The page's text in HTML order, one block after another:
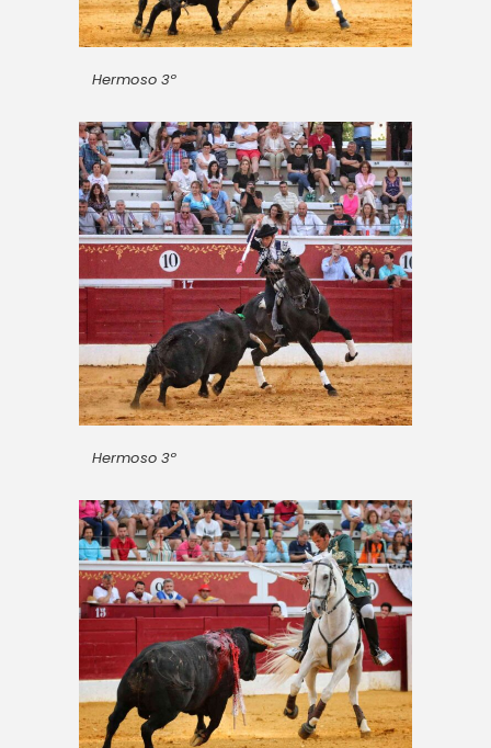
Hermoso 3º
Hermoso 3º